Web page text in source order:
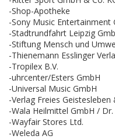
-Shop-Apotheke
-Sony Music Entertainment
-Stadtrundfahrt Leipzig
-Stiftung Mensch und
-Thienemann Esslinger
-Tropilex B.V.
-uhrcenter/Esters GmbH
-Universal Music GmbH
-Verlag Freies Geistesleben
-Wala Heilmittel GmbH / Dr.
-Wayfair Stores Ltd.
-Weleda AG